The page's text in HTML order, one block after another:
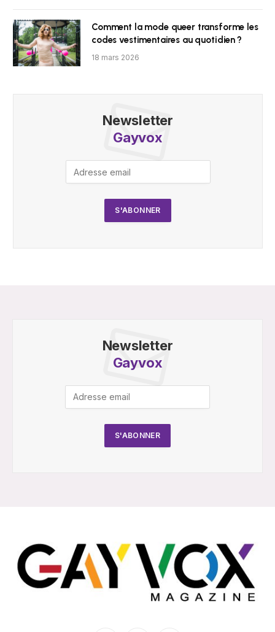
Comment la mode queer transforme les
codes vestimentaires au quotidien ?
18 mars 2026
Newsletter
Gayvox
Newsletter
Gayvox